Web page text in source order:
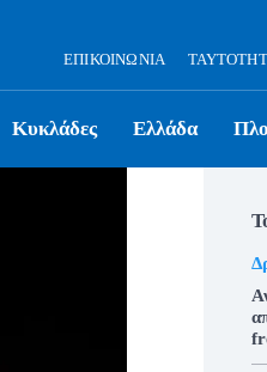
ΕΠΙΚΟΙΝΩΝΊΑ
Κυκλάδες Ελλάδα